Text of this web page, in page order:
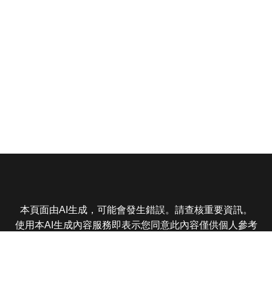
本頁面由AI生成，可能會發生錯誤。請查核重要資訊。
使用本AI生成內容服務即表示您同意此內容僅供個人參考